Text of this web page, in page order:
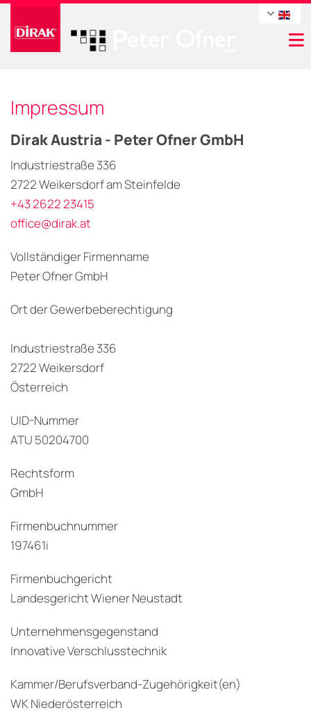
Impressum
Dirak Austria - Peter Ofner GmbH
Industriestraße 336
2722 Weikersdorf am Steinfelde
+43 2622 23415
office@dirak.at
Vollständiger Firmenname
Peter Ofner GmbH
Ort der Gewerbeberechtigung
Industriestraße 336
2722 Weikersdorf
Österreich
UID-Nummer
ATU 50204700
Rechtsform
GmbH
Firmenbuchnummer
197461i
Firmenbuchgericht
Landesgericht Wiener Neustadt
Unternehmensgegenstand
Innovative Verschlusstechnik
Kammer/Berufsverband-Zugehörigkeit(en)
WK Niederösterreich